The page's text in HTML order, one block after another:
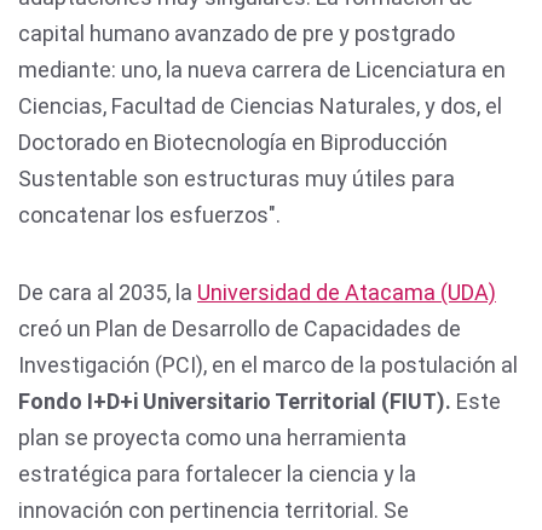
capital humano avanzado de pre y postgrado
mediante: uno, la nueva carrera de Licenciatura en
Ciencias, Facultad de Ciencias Naturales, y dos, el
Doctorado en Biotecnología en Biproducción
Sustentable son estructuras muy útiles para
concatenar los esfuerzos".
De cara al 2035, la Universidad de Atacama (UDA)
creó un Plan de Desarrollo de Capacidades de
Investigación (PCI), en el marco de la postulación al
Fondo I+D+i Universitario Territorial (FIUT). Este
plan se proyecta como una herramienta
estratégica para fortalecer la ciencia y la
innovación con pertinencia territorial. Se